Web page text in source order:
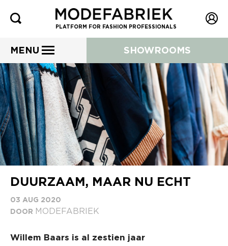
PLATFORM FOR FASHION PROFESSIONALS
MENU SHOWROOMS
DUURZAAM, MAAR NU ECHT
03 AUG 2020
DOOR MODEFABRIEK
Willem Baars is al zestien jaar